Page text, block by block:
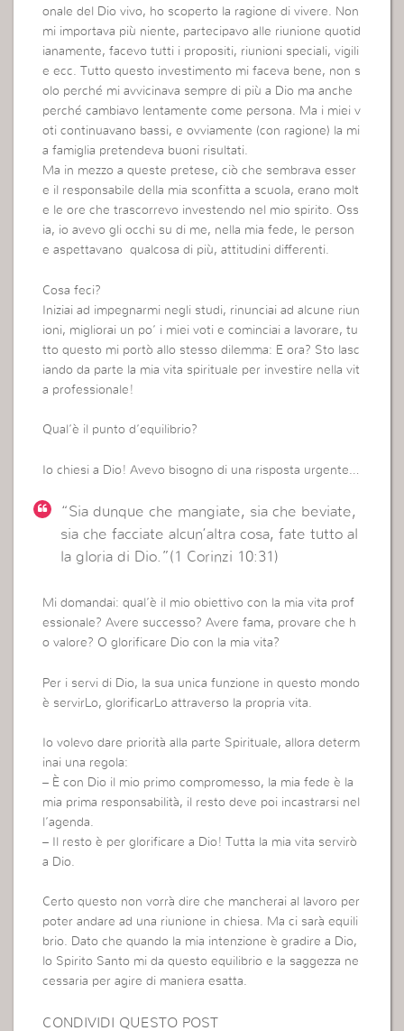
onale del Dio vivo, ho scoperto la ragione di vivere. Non
mi importava più niente, partecipavo alle riunione quotid
ianamente, facevo tutti i propositi, riunioni speciali, vigili
e ecc. Tutto questo investimento mi faceva bene, non s
olo perché mi avvicinava sempre di più a Dio ma anche
perché cambiavo lentamente come persona. Ma i miei v
oti continuavano bassi, e ovviamente (con ragione) la mi
a famiglia pretendeva buoni risultati.
Ma in mezzo a queste pretese, ciò che sembrava esser
e il responsabile della mia sconfitta a scuola, erano molt
e le ore che trascorrevo investendo nel mio spirito. Oss
ia, io avevo gli occhi su di me, nella mia fede, le person
e aspettavano qualcosa di più, attitudini differenti.
Cosa feci?
Iniziai ad impegnarmi negli studi, rinunciai ad alcune riun
ioni, migliorai un po’ i miei voti e cominciai a lavorare, tu
tto questo mi portò allo stesso dilemma: E ora? Sto lasc
iando da parte la mia vita spirituale per investire nella vit
a professionale!
Qual’è il punto d’equilibrio?
Io chiesi a Dio! Avevo bisogno di una risposta urgente…
“Sia dunque che mangiate, sia che beviate,
sia che facciate alcun’altra cosa, fate tutto al
la gloria di Dio.”(1 Corinzi 10:31)
Mi domandai: qual’è il mio obiettivo con la mia vita prof
essionale? Avere successo? Avere fama, provare che h
o valore? O glorificare Dio con la mia vita?
Per i servi di Dio, la sua unica funzione in questo mondo
è servirLo, glorificarLo attraverso la propria vita.
Io volevo dare priorità alla parte Spirituale, allora determ
inai una regola:
– È con Dio il mio primo compromesso, la mia fede è la
mia prima responsabilità, il resto deve poi incastrarsi nel
l’agenda.
– Il resto è per glorificare a Dio! Tutta la mia vita servirò
a Dio.
Certo questo non vorrà dire che mancherai al lavoro per
poter andare ad una riunione in chiesa. Ma ci sarà equili
brio. Dato che quando la mia intenzione è gradire a Dio,
lo Spirito Santo mi da questo equilibrio e la saggezza ne
cessaria per agire di maniera esatta.
CONDIVIDI QUESTO POST